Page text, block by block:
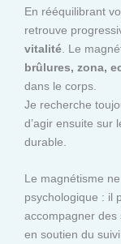
En rééquilibrant
retrouve
vitalité . Le
brûlures, zona,
dans le corps.
Je recherche
d’agir ensuite sur
durable.
Le magnétisme
psychologique : il
accompagner des
en soutien du